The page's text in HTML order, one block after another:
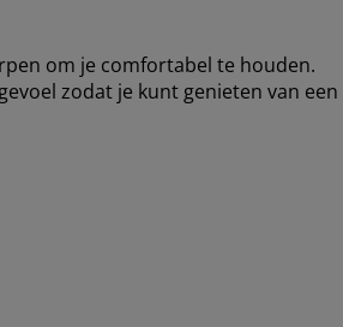
om je comfortabel te houden.
zodat je kunt genieten van een